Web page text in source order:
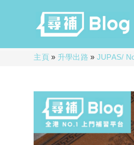
主頁» 升學出路 » JUPAS/